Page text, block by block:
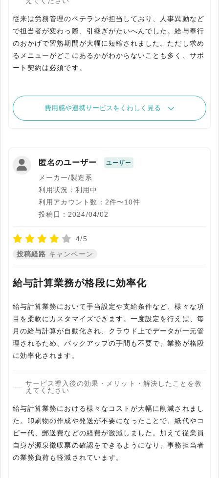
従来は労務管理のベテランが担当しており、人事異動など
で担当者が変わっ際、引継ぎがたいへんでした。給与奉行
のおかげで習熟期間が大幅に短縮されました。ただし求め
るメニューがどこにあるかがわからないことも多く、サポ
ート契約は必須です。
費用感や連携サービスをくわしく見る
匿名のユーザー ユーザー
メーカー/製造系
利用状況：利用中
利用アカウント数：2件〜10件
投稿日：2024/04/02
4/5
投稿経路 キャンペーン
給与計算業務が格段に効率化
給与計算業務において手当設定や支給条件など、様々な項
目を柔軟にカスタマイズできます。一度設定を行えば、毎
月の給与計算が自動化され、クラウド上でデータが一元管
理されるため、バックアップの手間も不要で、業務が格段
に効率化されます。
サービス導入後の効果・メリット・解決したことを教
えてください
給与計算業務における様々なコストが大幅に削減されまし
た。印刷物の作成や発送が不要になったことで、紙代やコ
ピー代、郵送費などの経費が激減しました。加えて従業員
自身が源泉徴収票の確認をできるようになり、事務担当者
の業務負荷も軽減されています。